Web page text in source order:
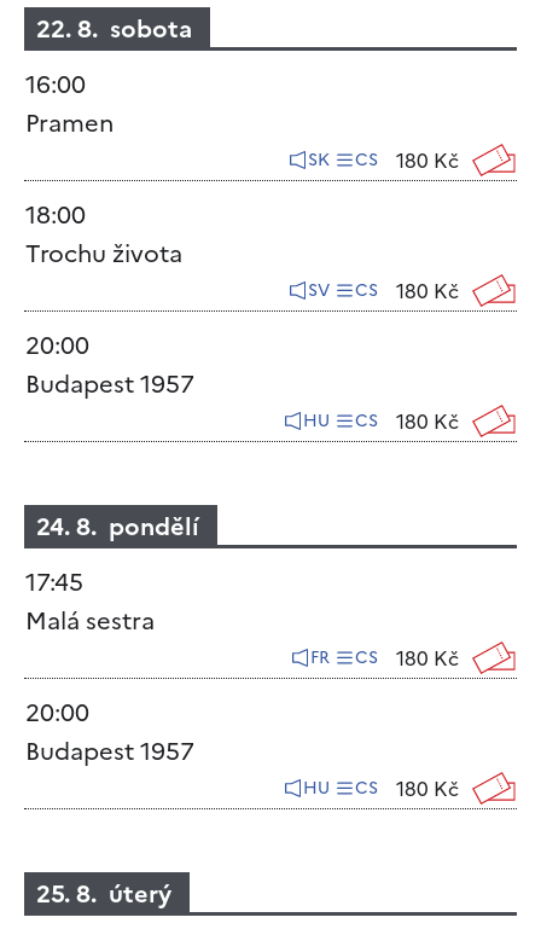
22. 8. sobota
16:00
Pramen
SK CS 180 Kč
18:00
Trochu života
SV CS 180 Kč
20:00
Budapest 1957
HU CS 180 Kč
24. 8. pondělí
17:45
Malá sestra
FR CS 180 Kč
20:00
Budapest 1957
HU CS 180 Kč
25. 8. úterý